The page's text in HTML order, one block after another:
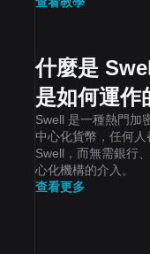
什麼是
是如何運作
Swell 是一種熱門加
中心化貨幣，任何
Swell，而無需銀行
心化機構的介入。
查看更多